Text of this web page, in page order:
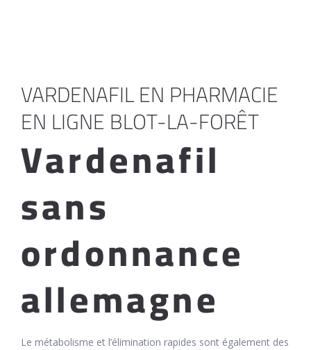
VARDENAFIL EN PHARMACIE
EN LIGNE BLOT-LA-FORÊT
Vardenafil
sans
ordonnance
allemagne
Le métabolisme et l’élimination rapides sont également des